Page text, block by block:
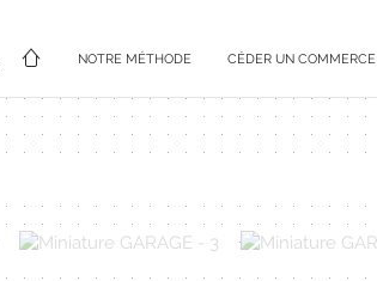
NOTRE MÉTHODE CÉDER UN COMMERCE